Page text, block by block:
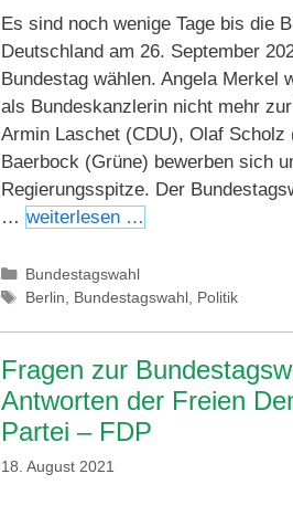
Es sind noch wenige Tage bis die
Deutschland am 26. September
Bundestag wählen. Angela Merkel
als Bundeskanzlerin nicht mehr
Armin Laschet (CDU), Olaf Scholz
Baerbock (Grüne) bewerben sich
Regierungsspitze. Der
… weiterlesen …
Kategorien
Bundestagswahl
Schlagwörter
Berlin Bundestagswahl, Politik
Fragen zur
Antworten der Freien
Partei – FDP
18. August 2021